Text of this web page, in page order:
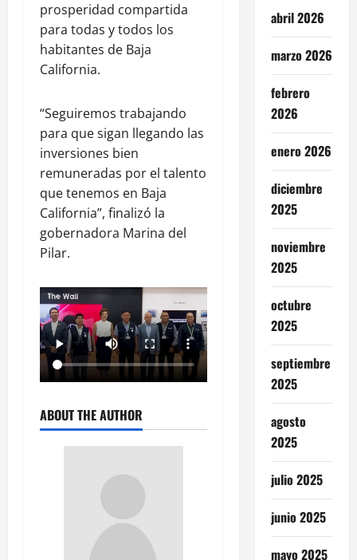
prosperidad compartida
para todas y todos los
habitantes de Baja
California.
“Seguiremos trabajando
para que sigan llegando las
inversiones bien
remuneradas por el talento
que tenemos en Baja
California”, finalizó la
gobernadora Marina del
Pilar.
ABOUT THE AUTHOR
abril 2026
marzo 2026
febrero
2026
enero 2026
diciembre
2025
noviembre
2025
octubre
2025
septiembre
2025
agosto
2025
julio 2025
junio 2025
mayo 2025